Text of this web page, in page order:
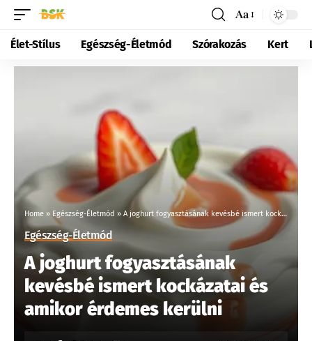
Aa
Élet-Stílus Egészség-Életmód Szórakozás Kert
Home » Egészség-Életmód » A joghurt fogyasztásának kevésbé ismert kockázatai és amikor érdemes kerülni
Egészség-Életmód
A joghurt fogyasztásának
kevésbé ismert kockázatai és
amikor érdemes kerülni